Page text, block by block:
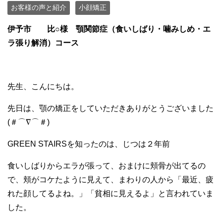
お客様の声と紹介 小顔矯正
伊予市 比○様 顎関節症（食いしばり・噛みしめ・エ
ラ張り解消）コース
先生、こんにちは。
先日は、顎の矯正をしていただきありがとうございました
(＃⌒∇⌒＃)ゞ
GREEN STAIRSを知ったのは、じつは２年前
食いしばりからエラが張って、おまけに頬骨が出てるの
で、頬がコケたように見えて、まわりの人から「最近、疲
れた顔してるよね。」「貧相に見えるよ」と言われていま
した。